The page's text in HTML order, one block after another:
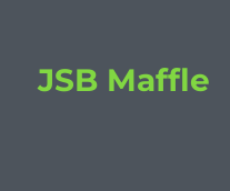
JSB Maffle